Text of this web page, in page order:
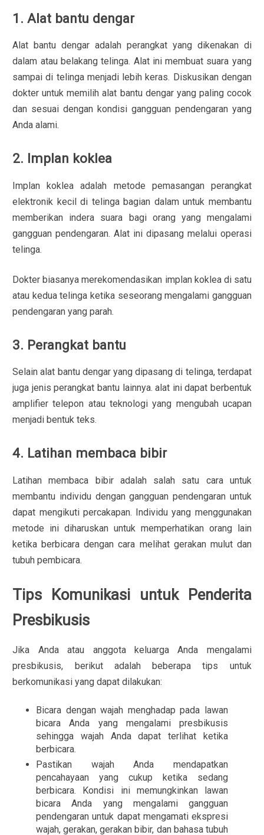
1. Alat bantu dengar
Alat bantu dengar adalah perangkat yang dikenakan di
dalam atau belakang telinga. Alat ini membuat suara yang
sampai di telinga menjadi lebih keras. Diskusikan dengan
dokter untuk memilih alat bantu dengar yang paling cocok
dan sesuai dengan kondisi gangguan pendengaran yang
Anda alami.
2. Implan koklea
Implan koklea adalah metode pemasangan perangkat
elektronik kecil di telinga bagian dalam untuk membantu
memberikan indera suara bagi orang yang mengalami
gangguan pendengaran. Alat ini dipasang melalui operasi
telinga.
Dokter biasanya merekomendasikan implan koklea di satu
atau kedua telinga ketika seseorang mengalami gangguan
pendengaran yang parah.
3. Perangkat bantu
Selain alat bantu dengar yang dipasang di telinga, terdapat
juga jenis perangkat bantu lainnya. alat ini dapat berbentuk
amplifier telepon atau teknologi yang mengubah ucapan
menjadi bentuk teks.
4. Latihan membaca bibir
Latihan membaca bibir adalah salah satu cara untuk
membantu individu dengan gangguan pendengaran untuk
dapat mengikuti percakapan. Individu yang menggunakan
metode ini diharuskan untuk memperhatikan orang lain
ketika berbicara dengan cara melihat gerakan mulut dan
tubuh pembicara.
Tips Komunikasi untuk Penderita
Presbikusis
Jika Anda atau anggota keluarga Anda mengalami
presbikusis, berikut adalah beberapa tips untuk
berkomunikasi yang dapat dilakukan:
Bicara dengan wajah menghadap pada lawan
bicara Anda yang mengalami presbikusis
sehingga wajah Anda dapat terlihat ketika
berbicara.
Pastikan wajah Anda mendapatkan
pencahayaan yang cukup ketika sedang
berbicara. Kondisi ini memungkinkan lawan
bicara Anda yang mengalami gangguan
pendengaran untuk dapat mengamati ekspresi
wajah, gerakan, gerakan bibir, dan bahasa tubuh